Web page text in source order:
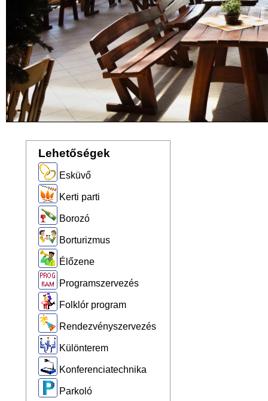
Lehetőségek
Esküvő
Kerti parti
Borozó
Borturizmus
Élőzene
Programszervezés
Folklór program
Rendezvényszervezés
Különterem
Konferenciatechnika
Parkoló